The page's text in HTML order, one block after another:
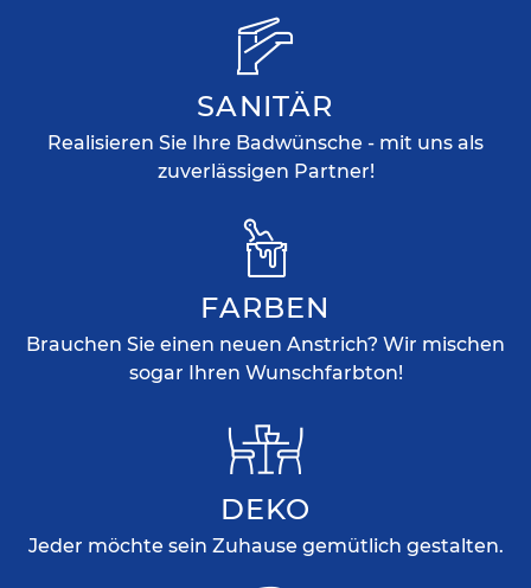
SANITÄR
Realisieren Sie Ihre Badwünsche - mit uns als
zuverlässigen Partner!
FARBEN
Brauchen Sie einen neuen Anstrich? Wir mischen
sogar Ihren Wunschfarbton!
DEKO
Jeder möchte sein Zuhause gemütlich gestalten.